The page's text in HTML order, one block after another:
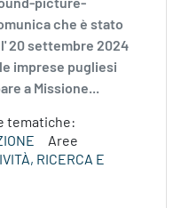
picture-
che è stato
20 settembre 2024
imprese pugliesi
a Missione...
tematiche:
Aree
RICERCA E